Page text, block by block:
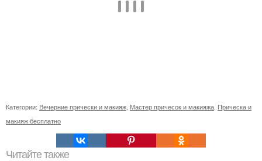
Категории: Вечерние прически и макияж Мастер причесок и макияжа Прическа и
макияж бесплатно
Читайте также